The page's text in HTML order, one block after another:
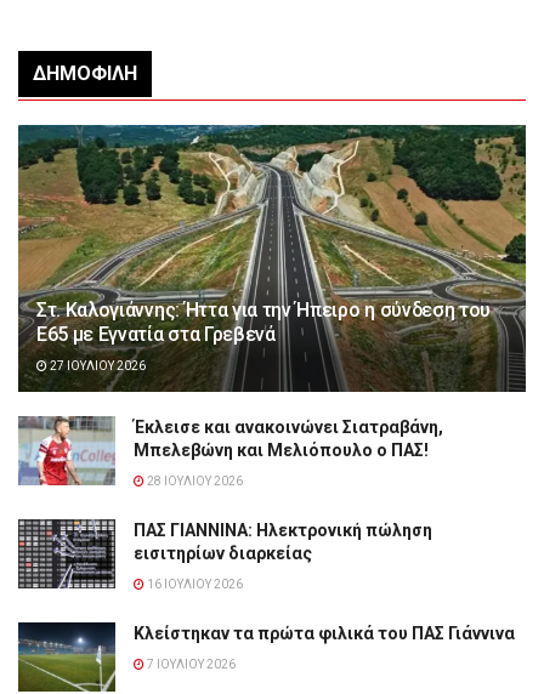
ΔΗΜΟΦΙΛΉ
Στ. Καλογιάννης: Ήττα για την Ήπειρο η σύνδεση του
Ε65 με Εγνατία στα Γρεβενά
27 ΙΟΥΛΊΟΥ 2026
Έκλεισε και ανακοινώνει Σιατραβάνη,
Μπελεβώνη και Μελιόπουλο ο ΠΑΣ!
28 ΙΟΥΛΊΟΥ 2026
ΠΑΣ ΓΙΑΝΝΙΝΑ: Hλεκτρονική πώληση
εισιτηρίων διαρκείας
16 ΙΟΥΛΊΟΥ 2026
Κλείστηκαν τα πρώτα φιλικά του ΠΑΣ Γιάννινα
7 ΙΟΥΛΊΟΥ 2026